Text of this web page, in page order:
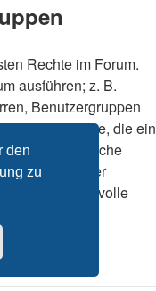
den
zu
Rechte im Forum.
ausführen; z. B.
Benutzergruppen
Die Rechte, die ein
abhängig, welche
ein anderer
können auch volle